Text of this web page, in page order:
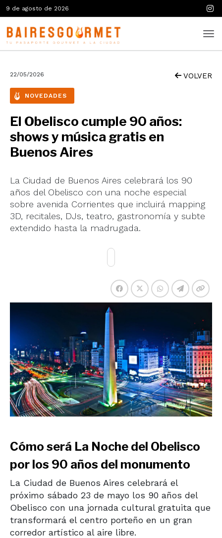
9 de agosto de 2026
22/05/2026 VOLVER
NOVEDADES
El Obelisco cumple 90 años:
shows y música gratis en
Buenos Aires
La Ciudad de Buenos Aires celebrará los 90
años del Obelisco con una noche especial
sobre avenida Corrientes que incluirá mapping
3D, recitales, DJs, teatro, gastronomía y subte
extendido hasta la madrugada.
Cómo será La Noche del Obelisco
por los 90 años del monumento
La Ciudad de Buenos Aires celebrará el
próximo sábado 23 de mayo los 90 años del
Obelisco con una jornada cultural gratuita que
transformará el centro porteño en un gran
corredor artístico al aire libre.